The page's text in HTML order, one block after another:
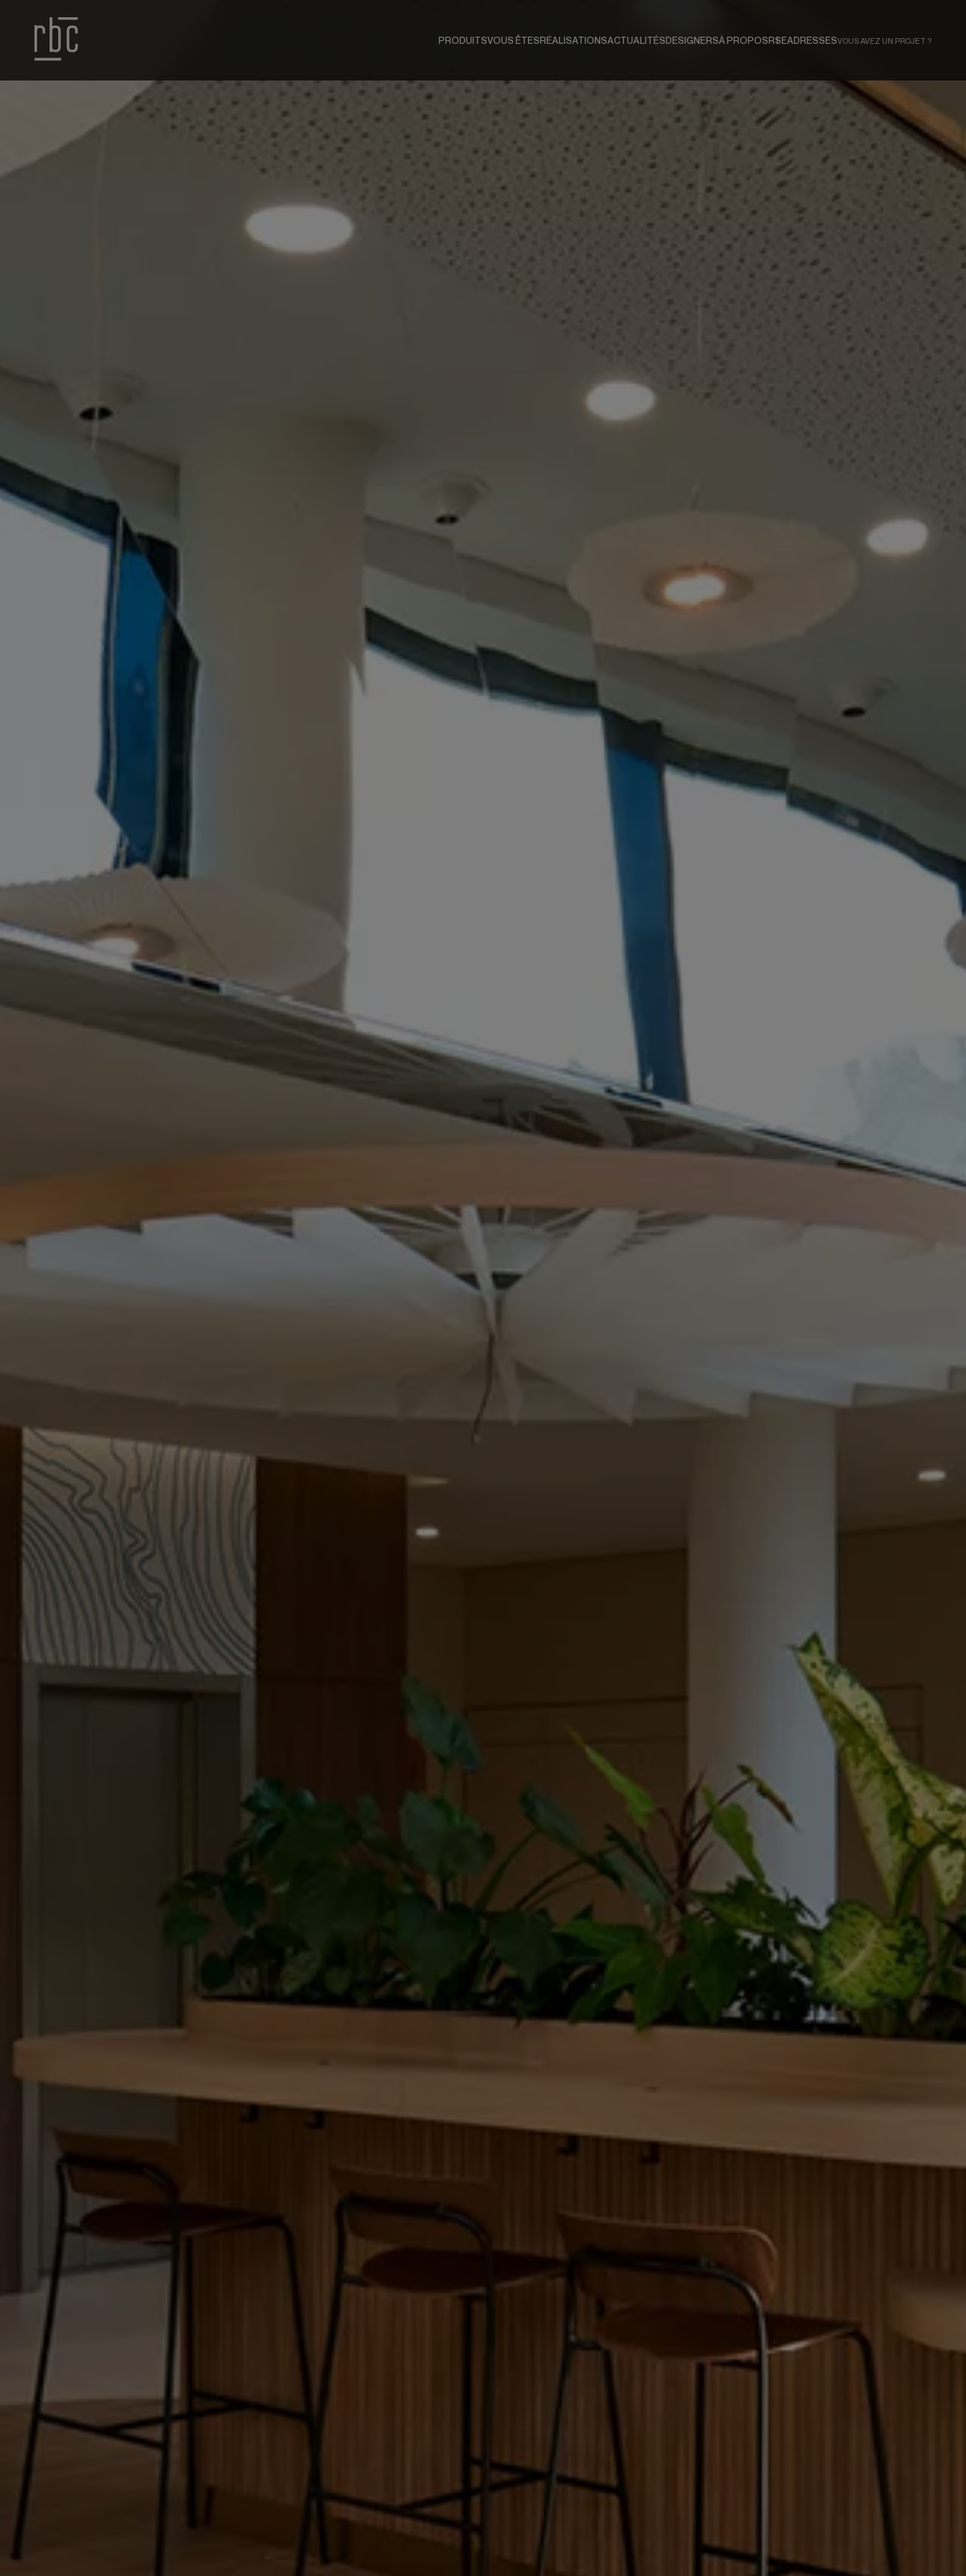
PRODUITSVOUS ÊTESRÉALISATIONSACTUALITÉSDESIGNERSÀ PROPOSRSEADRESSESVOUS AVEZ UN PROJET ?